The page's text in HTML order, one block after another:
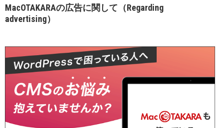
MacOTAKARAの広告に関して（Regarding
advertising）